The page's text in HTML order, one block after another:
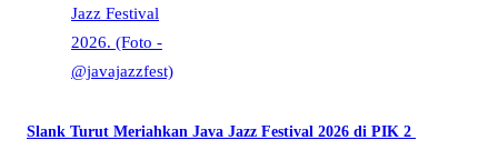
Slank Turut Meriahkan Java Jazz Festival 2026 di PIK 2